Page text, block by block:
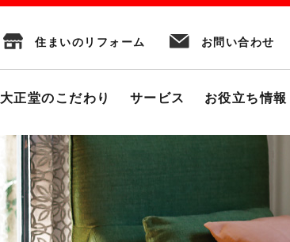
住まいのリフォーム お問い合わせ
大正堂のこだわり サービス お役立ち情報